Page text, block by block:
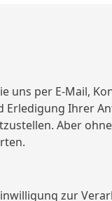
uns per E-Mail,
Ihrer
Aber
zur